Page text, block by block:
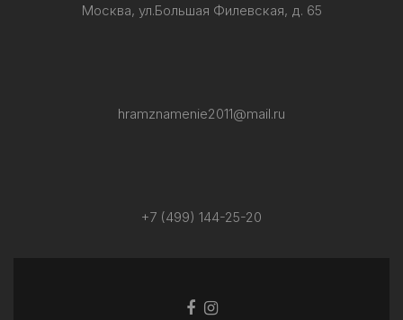
Москва, ул.Большая Филевская, д. 65
hramznamenie2011@mail.ru
+7 (499) 144-25-20
Facebook
Ссылка